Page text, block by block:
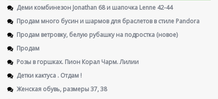
Деми комбинезон Jonathan 68 и шапочка Lenne 42-44
Продам много бусин и шармов для браслетов в стиле Pandora
Продам ветровку, белую рубашку на подростка (новое)
Продам
Розы в горшках. Пион Корал Чарм. Лилии
Детки кактуса . Отдам !
Женская обувь, размеры 37, 38